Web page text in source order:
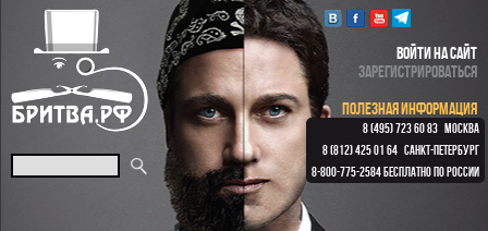
ВОЙТИ НА САЙТ
ЗАРЕГИСТРИРОВАТЬСЯ
ПОЛЕЗНАЯ ИНФОРМАЦИЯ
8 (495) 723 60 83 МОСКВА
8 (812) 425 01 64 САНКТ-ПЕТЕРБУРГ
8-800-775-2584 БЕСПЛАТНО ПО РОССИИ